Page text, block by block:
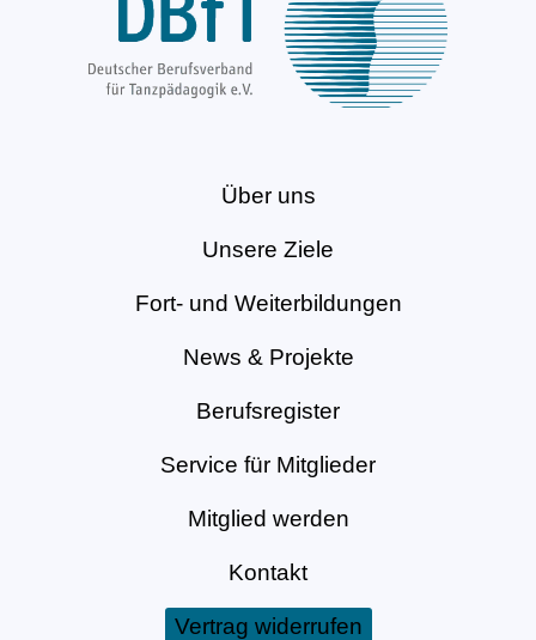
Über uns
Unsere Ziele
Fort- und Weiterbildungen
News & Projekte
Berufsregister
Service für Mitglieder
Mitglied werden
Kontakt
Vertrag widerrufen